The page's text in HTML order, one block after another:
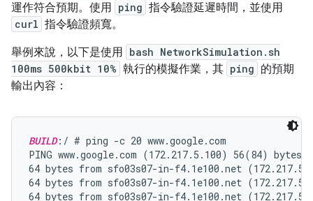
運作符合預期。使用 ping 指令驗證延遲時間，並使用
curl 指令驗證頻寬。
舉例來說，以下是使用 bash NetworkSimulation.sh
100ms 500kbit 10% 執行的模擬作業，其 ping 的預期
輸出內容：
BUILD:/ # ping -c 20 www.google.com
PING www.google.com (172.217.5.100) 56(84) bytes
64 bytes from sfo03s07-in-f4.1e100.net
64 bytes from sfo03s07-in-f4.1e100.net
64 bytes from sfo03s07-in-f4.1e100.net